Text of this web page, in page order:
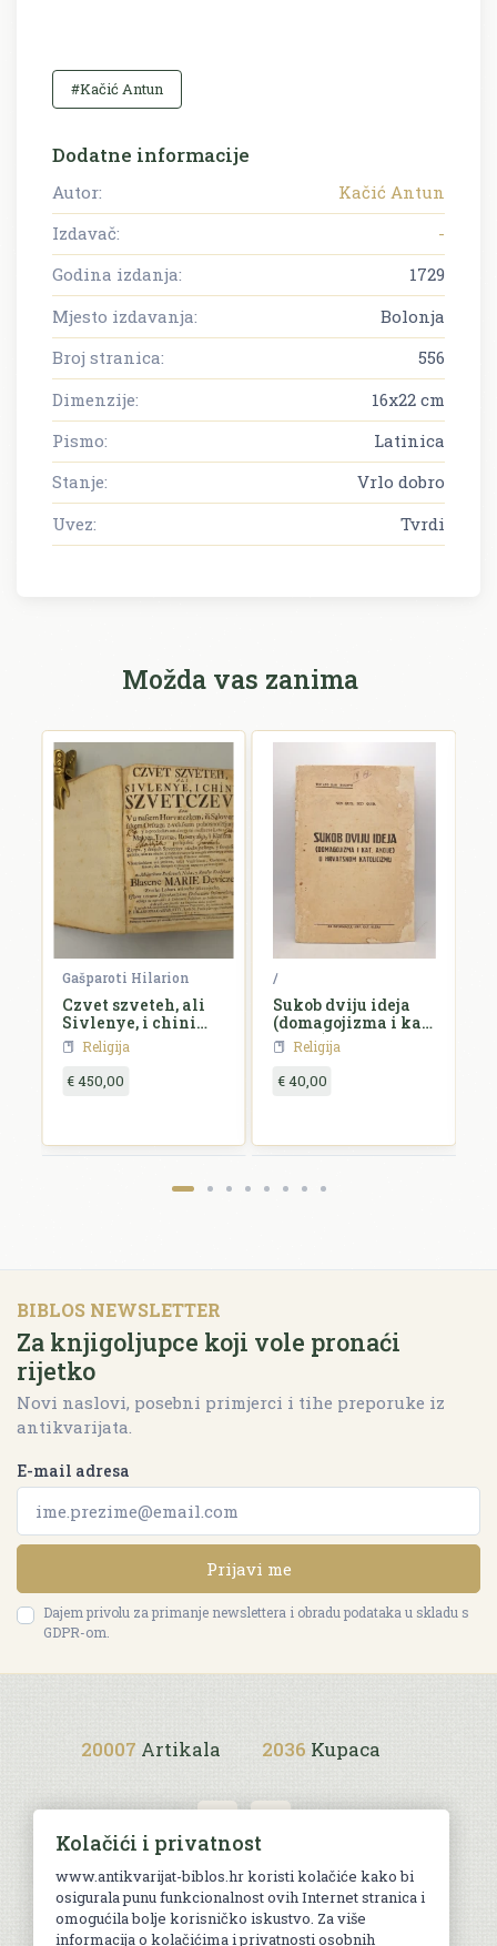
#Kačić Antun
Dodatne informacije
Autor:
Kačić Antun
Izdavač:
-
Godina izdanja:
1729
Mjesto izdavanja:
Bolonja
Broj stranica:
556
Dimenzije:
16x22 cm
Pismo:
Latinica
Stanje:
Vrlo dobro
Uvez:
Tvrdi
Možda vas zanima
Gašparoti Hilarion
Czvet szveteh, ali
Sivlenye, i chini
szvetczev,...
Religija
€ 450,00
/
Sukob dviju ideja
(domagojizma i kat.
akcije) u hrvatskom
katolicizmu
Religija
€ 40,00
BIBLOS NEWSLETTER
Za knjigoljupce koji vole pronaći
rijetko
Novi naslovi, posebni primjerci i tihe preporuke iz
antikvarijata.
E-mail adresa
Prijavi me
Dajem privolu za primanje newslettera i obradu podataka u skladu s
GDPR-om.
20007 Artikala 2036 Kupaca
Uvjeti kupnje
Kolačići i privatnost
www.antikvarijat-biblos.hr koristi kolačiće kako bi
osigurala punu funkcionalnost ovih Internet stranica i
omogućila bolje korisničko iskustvo. Za više
informacija o kolačićima i privatnosti osobnih